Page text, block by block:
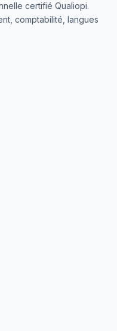
certifié Qualiopi.
comptabilité, langues